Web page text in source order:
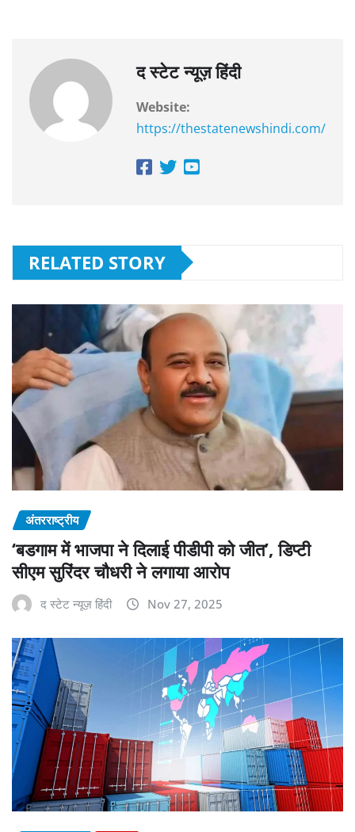
द स्टेट न्यूज़ हिंदी
Website:
https://thestatenewshindi.com/
RELATED STORY
अंतरराष्ट्रीय
‘बडगाम में भाजपा ने दिलाई पीडीपी को जीत’, डिप्टी
सीएम सुरिंदर चौधरी ने लगाया आरोप
द स्टेट न्यूज़ हिंदी Nov 27, 2025